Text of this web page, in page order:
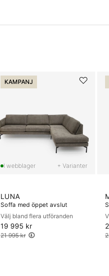
KAMPANJ
+ Varianter
LUNA
Soffa med öppet avslut
Välj bland flera utföranden
19 995 kr
Ordinarie pris:
21 995 kr